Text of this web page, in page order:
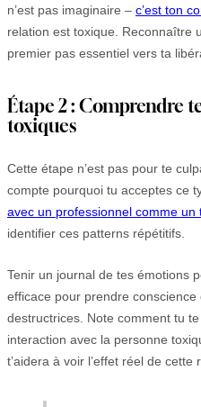
n’est pas imaginaire – c’est ton
relation est toxique. Reconnaître
premier pas essentiel vers ta
Étape 2 : Comprendre
toxiques
Cette étape n’est pas pour te
compte pourquoi tu acceptes ce
avec un professionnel comme un
identifier ces patterns répétitifs.
Tenir un journal de tes émotions
efficace pour prendre conscience
destructrices. Note comment tu
interaction avec la personne
t’aidera à voir l’effet réel de